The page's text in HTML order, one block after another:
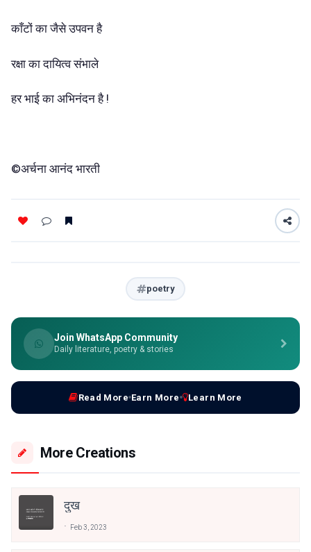
काँटों का जैसे उपवन है
रक्षा का दायित्व संभाले
हर भाई का अभिनंदन है !
©अर्चना आनंद भारती
poetry
Join WhatsApp Community
Daily literature, poetry & stories
Read More Earn More Learn More
More Creations
दुख
Feb 3, 2023